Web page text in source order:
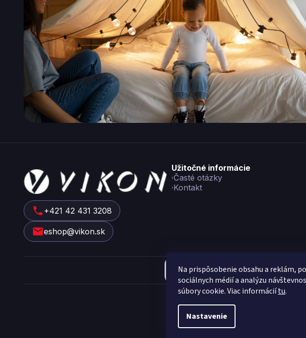
Na prispôsobenie obsahu a reklám,
sociálnych médií a analýzu
súbory cookie. Viac informáciítu.
Nastavenie
+421 42 431 3208
eshop@vikon.sk
Užitočné informácie
Časté otázky
Kontakt
Copyright 2026Vikon.
á
p
ä
t
e